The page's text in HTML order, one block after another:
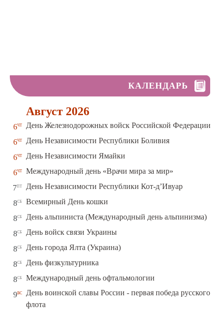
КАЛЕНДАРЬ
Август 2026
6чт День Железнодорожных войск Российской Федерации
6чт День Независимости Республики Боливия
6чт День Независимости Ямайки
6чт Международный день «Врачи мира за мир»
7пт День Независимости Республики Кот-д’Ивуар
8сб Всемирный День кошки
8сб День альпиниста (Международный день альпинизма)
8сб День войск связи Украины
8сб День города Ялта (Украина)
8сб День физкультурника
8сб Международный день офтальмологии
9вс
День воинской славы России - первая победа русского
флота